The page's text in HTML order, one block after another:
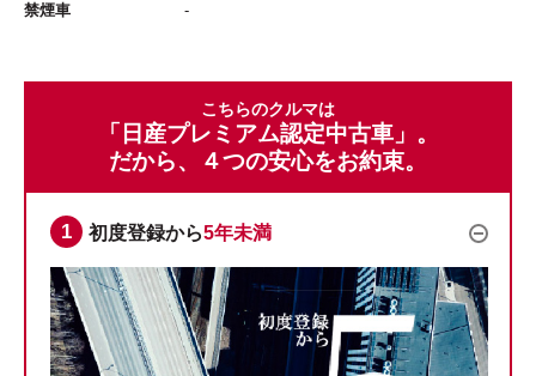
禁煙車 -
こちらのクルマは
「日産プレミアム認定中古車」。
だから、４つの安心をお約束。
初度登録から5年未満